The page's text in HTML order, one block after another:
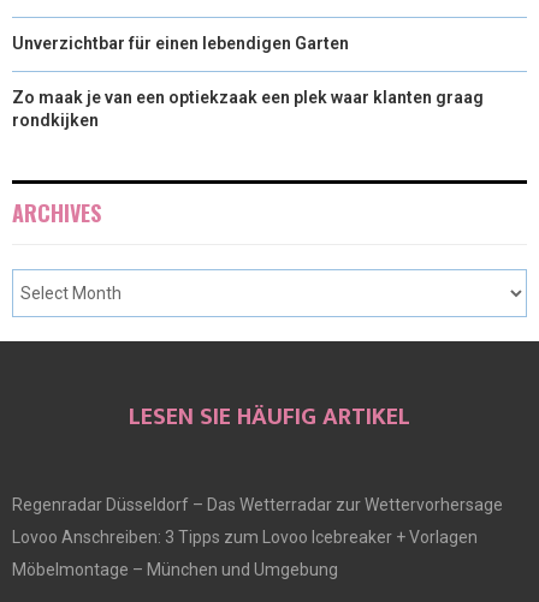
Unverzichtbar für einen lebendigen Garten
Zo maak je van een optiekzaak een plek waar klanten graag
rondkijken
ARCHIVES
LESEN SIE HÄUFIG ARTIKEL
Regenradar Düsseldorf – Das Wetterradar zur Wettervorhersage
Lovoo Anschreiben: 3 Tipps zum Lovoo Icebreaker + Vorlagen
Möbelmontage – München und Umgebung